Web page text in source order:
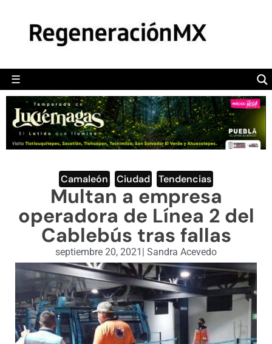
☰
POLÍTICA
CAMALEÓN
OPINIÓN
DEPORTES
ENGLISH SECTION
VIDEOS
Camaleón Ciudad Tendencias
Multan a empresa
operadora de Línea 2 del
Cablebús tras fallas
septiembre 20, 2021 | Sandra Acevedo